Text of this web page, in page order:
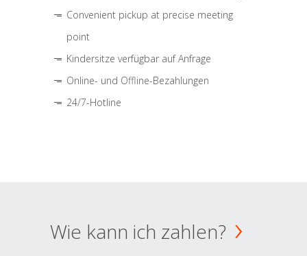
Convenient pickup at precise meeting
point
Kindersitze verfügbar auf Anfrage
Online- und Offline-Bezahlungen
24/7-Hotline
Wie kann ich zahlen?